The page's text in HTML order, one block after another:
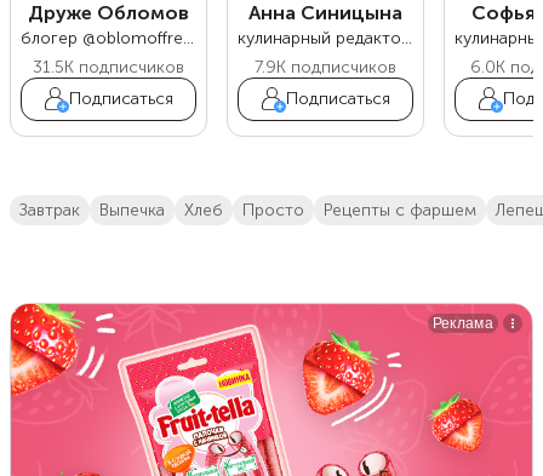
Друже Обломов
блогер @oblomoffrecipe
31.5K подписчиков
Подписаться
Анна Синицына
кулинарный редактор Food.ru
7.9K подписчиков
Подписаться
Софья
6.0K
завтрак выпечка хлеб просто рецепты с фаршем